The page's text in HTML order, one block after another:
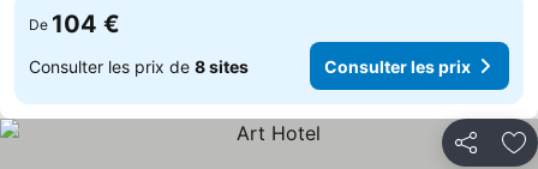
De 104 €
Consulter les prix de 8 sites Consulter les prix
Partager